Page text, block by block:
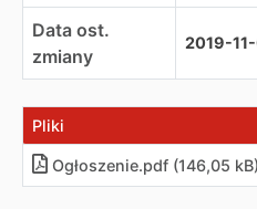
Data ost.
zmiany
2019-
Pliki
Ogłoszenie.pdf (146,05 kB)